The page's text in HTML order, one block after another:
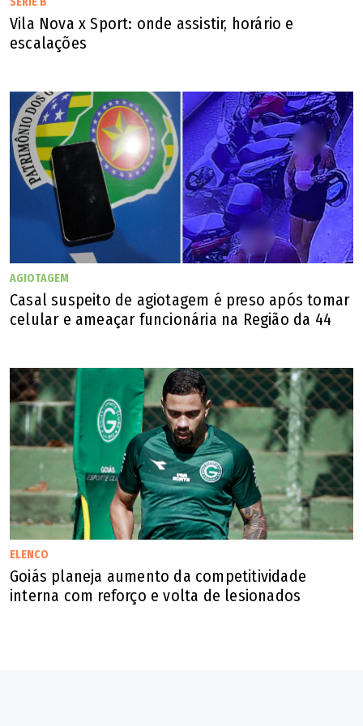
Deve e não nega
O Goiás acumula cerca de R$ 23,4 milhões em débitos e
não obteve resposta da Prefeitura. O desembargador não
determinou prazo paraa administração municipal analisar
a proposta.
Pergunta para:
()
José Délio Jr. (UB) - Presidente da AGM
A escolha do vice de Daniel Vilela deixou ruídos. Vai
ser possível contar com José Mário Schreiner (PSD) na
campanha?
Foi feita uma composição com um vice do meio
Vila Nova x Sport: onde assistir, horário e
escalações
AGIOTAGEM
Casal suspeito de agiotagem é preso após tomar
celular e ameaçar funcionária na Região da 44
ELENCO
Goiás planeja aumento da competitividade
interna com reforço e volta de lesionados